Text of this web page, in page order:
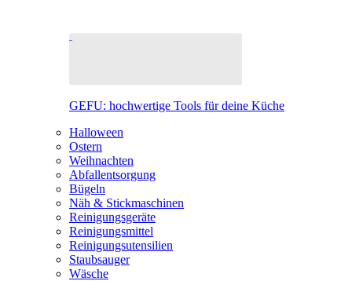
GEFU: hochwertige Tools für deine Küche
Halloween
Ostern
Weihnachten
Abfallentsorgung
Bügeln
Näh & Stickmaschinen
Reinigungsgeräte
Reinigungsmittel
Reinigungsutensilien
Staubsauger
Wäsche